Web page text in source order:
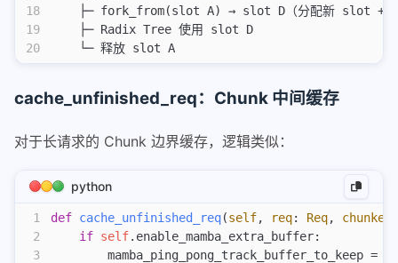
18
19
20
├─ fork_from(slot A) → slot D（分配新 slot +
    ├─ Radix Tree 使用 slot D
    └─ 释放 slot A
cache_unfinished_req：Chunk 中间缓存
对于长请求的 Chunk 边界缓存，逻辑类似：
python
1
2
3
def cache_unfinished_req(self, req: Req, chunked
    if
self.enable_mamba_extra_buffer:
        mamba_ping_pong_track_buffer_to_keep = (